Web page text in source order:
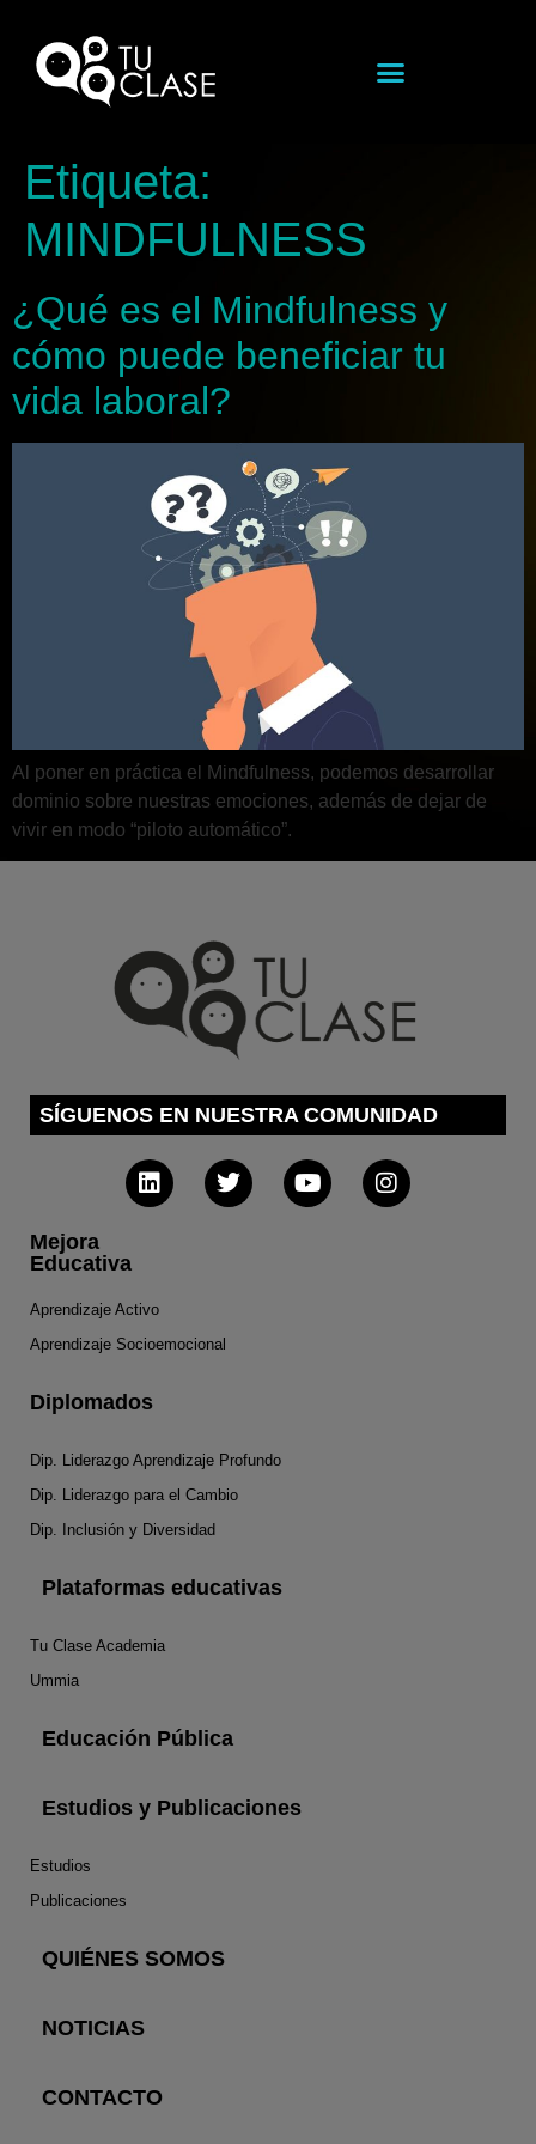
Etiqueta:
MINDFULNESS
¿Qué es el Mindfulness y
cómo puede beneficiar tu
vida laboral?
Al poner en práctica el Mindfulness, podemos desarrollar
dominio sobre nuestras emociones, además de dejar de
vivir en modo “piloto automático”.
SÍGUENOS EN NUESTRA COMUNIDAD
Mejora
Educativa
Aprendizaje Activo
Aprendizaje Socioemocional
Diplomados
Dip. Liderazgo Aprendizaje Profundo
Dip. Liderazgo para el Cambio
Dip. Inclusión y Diversidad
Plataformas educativas
Tu Clase Academia
Ummia
Educación Pública
Estudios y Publicaciones
Estudios
Publicaciones
QUIÉNES SOMOS
NOTICIAS
CONTACTO